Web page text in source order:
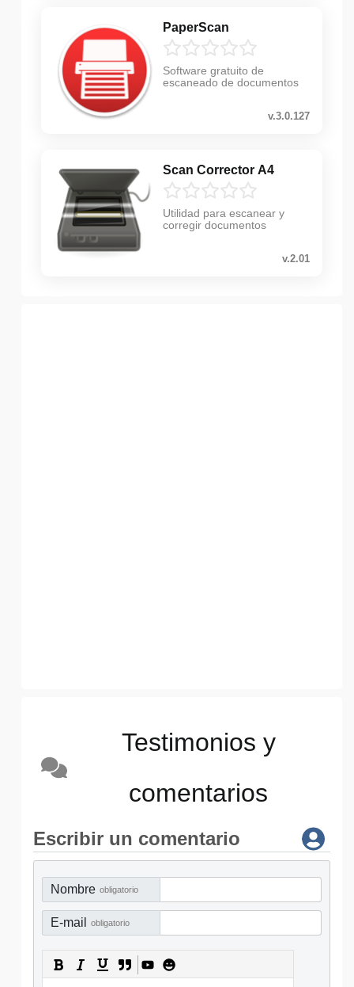
PaperScan
Software gratuito de
escaneado de documentos
v.3.0.127
Scan Corrector A4
Utilidad para escanear y
corregir documentos
v.2.01
Testimonios y
comentarios
Escribir un comentario
Nombre obligatorio
E-mail obligatorio